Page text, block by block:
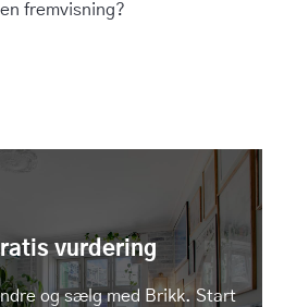
fremvisning?
vurdering
og sælg med Brikk. Start